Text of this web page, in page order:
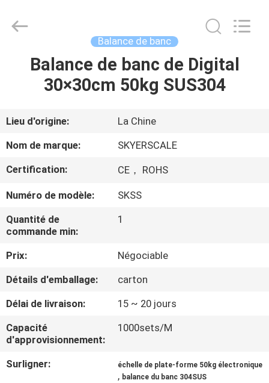
PRODUITS
À
PROPOS
DE
NOUS
VISITE
DE
L'USINE
Co.,Limited.
Balance de banc
Balance de banc de Digital
30×30cm 50kg SUS304
Lieu d'origine:
La Chine
Nom de marque:
SKYERSCALE
Certification:
CE， ROHS
Numéro de modèle:
SKSS
Quantité de
commande min:
1
Prix:
Négociable
Détails d'emballage:
carton
Délai de livraison:
15 ~ 20 jours
Capacité
d'approvisionnement:
1000sets/M
Surligner: échelle de plate-forme 50kg électronique
, balance du banc 304SUS